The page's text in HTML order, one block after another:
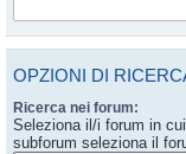
OPZIONI DI
Ricerca nei forum:
Seleziona il/i forum in
subforum seleziona il